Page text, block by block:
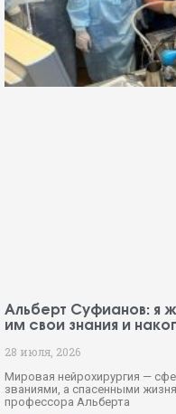
Альберт Суфианов: я
им свои знания и
28 июля, 2026
Мировая нейрохирургия —
званиями, а спасенными
профессора Альберта